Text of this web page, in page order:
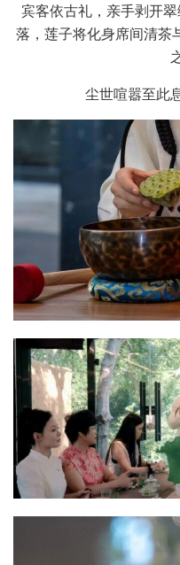
宾客依古礼，亲手剥开
落，莲子将化身席间清茶
尘世喧嚣至此